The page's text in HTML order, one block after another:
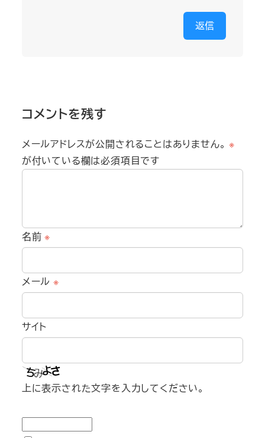
返信
コメントを残す
メールアドレスが公開されることはありません。 ※
が付いている欄は必須項目です
名前※
メール ※
サイト
上に表示された文字を入力してください。